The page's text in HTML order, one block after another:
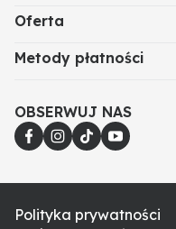
Oferta
Metody płatności
OBSERWUJ NAS
Polityka prywatności